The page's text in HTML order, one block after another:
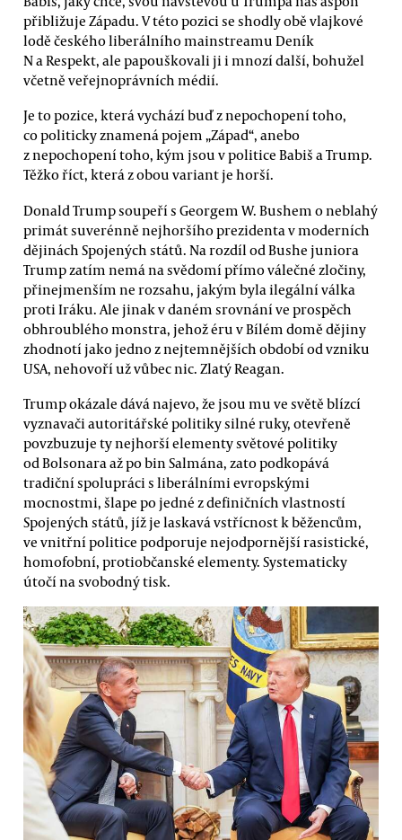
přibližuje Západu. V této pozici se shodly obě vlajkové
lodě českého liberálního mainstreamu Deník
N a Respekt, ale papouškovali ji i mnozí další, bohužel
včetně veřejnoprávních médií.
Je to pozice, která vychází buď z nepochopení toho,
co politicky znamená pojem „Západ“, anebo
z nepochopení toho, kým jsou v politice Babiš a Trump.
Těžko říct, která z obou variant je horší.
Donald Trump soupeří s Georgem W. Bushem o neblahý
primát suverénně nejhoršího prezidenta v moderních
dějinách Spojených států. Na rozdíl od Bushe juniora
Trump zatím nemá na svědomí přímo válečné zločiny,
přinejmenším ne rozsahu, jakým byla ilegální válka
proti Iráku. Ale jinak v daném srovnání ve prospěch
obhroublého monstra, jehož éru v Bílém domě dějiny
zhodnotí jako jedno z nejtemnějších období od vzniku
USA, nehovoří už vůbec nic. Zlatý Reagan.
Trump okázale dává najevo, že jsou mu ve světě blízcí
vyznavači autoritářské politiky silné ruky, otevřeně
povzbuzuje ty nejhorší elementy světové politiky
od Bolsonara až po bin Salmána, zato podkopává
tradiční spolupráci s liberálními evropskými
mocnostmi, šlape po jedné z definičních vlastností
Spojených států, jíž je laskavá vstřícnost k běžencům,
ve vnitřní politice podporuje nejodpornější rasistické,
homofobní, protiobčanské elementy. Systematicky
útočí na svobodný tisk.